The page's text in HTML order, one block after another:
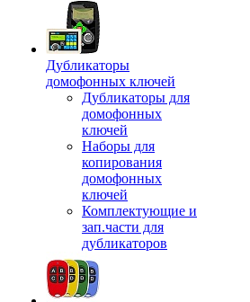
Дубликаторы
домофонных ключей
Дубликаторы для
домофонных
ключей
Наборы для
копирования
домофонных
ключей
Комплектующие и
зап.части для
дубликаторов